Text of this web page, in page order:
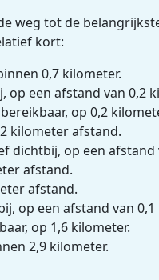
weg tot de
kort:
0,7 kilometer.
op een afstand van 0,2
op 0,2
kilometer afstand.
dichtbij, op een afstand
afstand.
afstand.
op een afstand van 0,1
op 1,6 kilometer.
2,9 kilometer.